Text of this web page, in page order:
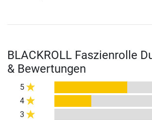
BLACKROLL Faszienrolle
& Bewertungen
5
4
3